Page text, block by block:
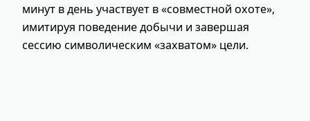
минут в день участвует в «совместной охоте»,
имитируя поведение добычи и завершая
сессию символическим «захватом» цели.